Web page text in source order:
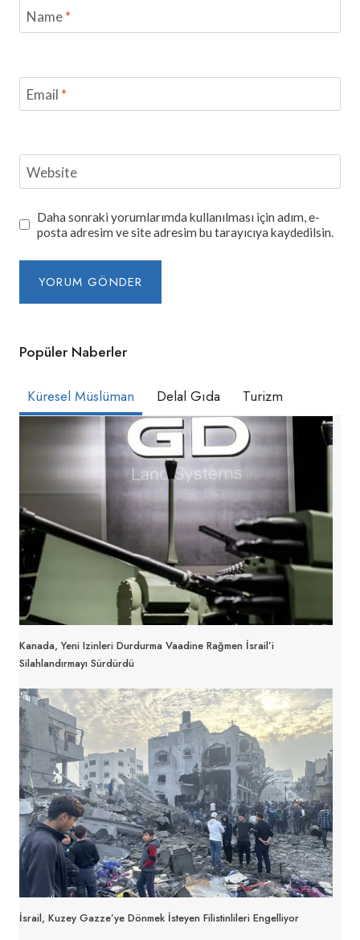
Name*
Email *
Website
Daha sonraki yorumlarımda kullanılması için adım, e-
posta adresim ve site adresim bu tarayıcıya kaydedilsin.
Popüler Naberler
Küresel Müslüman Delal Gıda Turizm
Kanada, Yeni Izinleri Durdurma Vaadine Rağmen İsrail’i
Silahlandırmayı Sürdürdü
İsrail, Kuzey Gazze’ye Dönmek İsteyen Filistinlileri Engelliyor